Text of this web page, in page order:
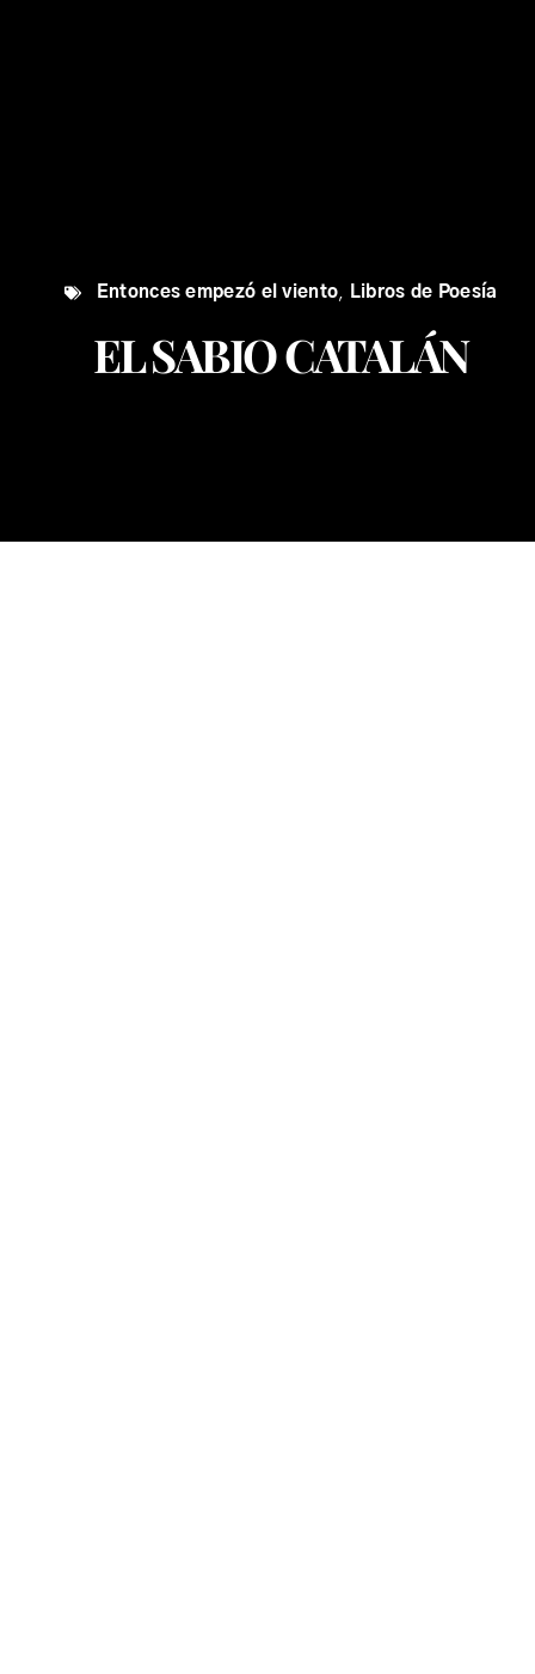
Entonces empezó el viento, Libros de Poesía
EL SABIO CATALÁN